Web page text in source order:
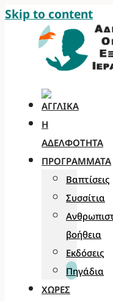
Skip to content
Η
ΑΔΕΛΦΌΤΗΤΑ
ΠΡΟΓΡΆΜΜΑΤΑ
Βαπτίσεις
Συσσίτια
βοήθεια
Εκδόσεις
Πηγάδια
ΧΏΡΕΣ